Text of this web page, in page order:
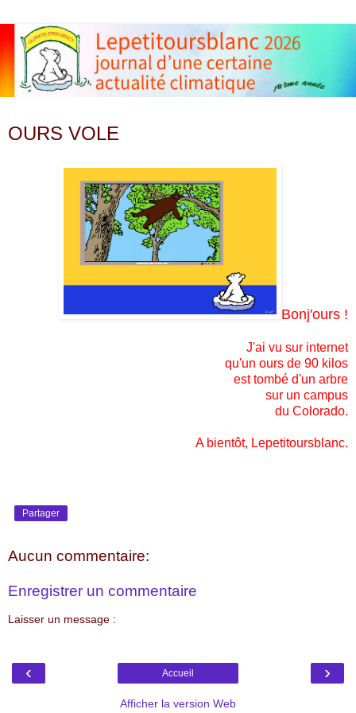
OURS VOLE
Bonj'ours !
J'ai vu sur internet
qu'un ours de 90 kilos
est tombé d'un arbre
sur un campus
du Colorado.
A bientôt, Lepetitoursblanc.
Partager
Aucun commentaire:
Enregistrer un commentaire
Laisser un message :
‹ ›
Accueil
Afficher la version Web